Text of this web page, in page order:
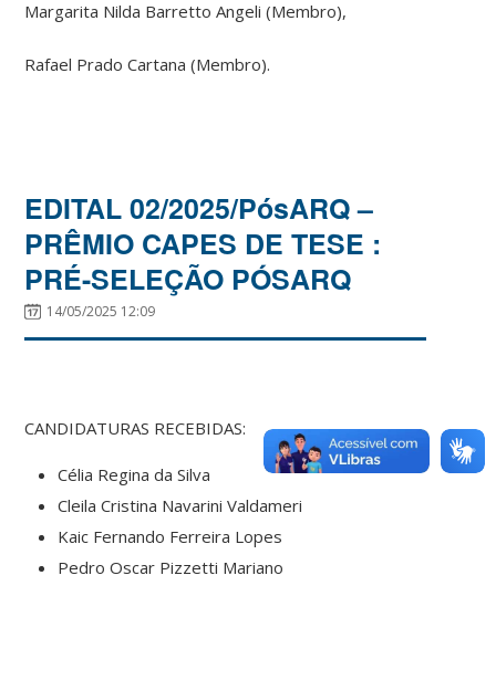
Margarita Nilda Barretto Angeli (Membro),
Rafael Prado Cartana (Membro).
EDITAL 02/2025/PósARQ –
PRÊMIO CAPES DE TESE :
PRÉ-SELEÇÃO PÓSARQ
14/05/2025 12:09
CANDIDATURAS RECEBIDAS:
Célia Regina da Silva
Cleila Cristina Navarini Valdameri
Kaic Fernando Ferreira Lopes
Pedro Oscar Pizzetti Mariano